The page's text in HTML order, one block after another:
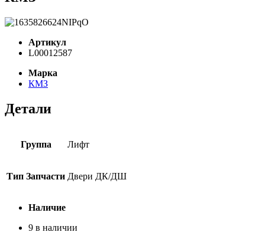
Артикул
L00012587
Марка
КМЗ
Детали
Группа Лифт
Тип Запчасти Двери ДК/ДШ
Наличие
9 в наличии